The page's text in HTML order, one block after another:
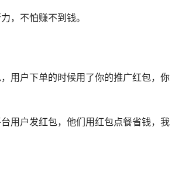
，不怕赚不到钱。
用户下单的时候用了你的推广红包，你
用户发红包，他们用红包点餐省钱，我